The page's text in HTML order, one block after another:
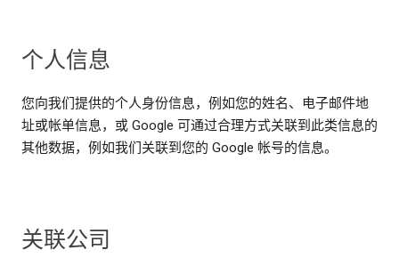
个人信息
您向我们提供的个人身份信息，例如您的姓名、电子邮件地
址或帐单信息，或 Google 可通过合理方式关联到此类信息的
其他数据，例如我们关联到您的 Google 帐号的信息。
关联公司